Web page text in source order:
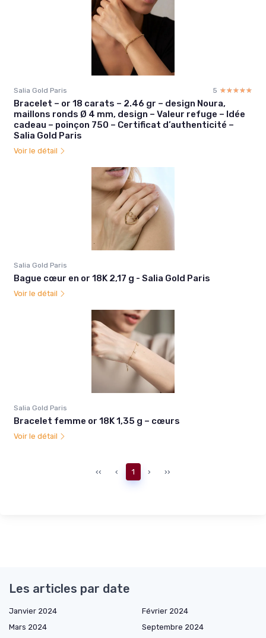
Salia Gold Paris 5 ☆☆☆☆☆
★★★★★
Bracelet – or 18 carats – 2.46 gr – design Noura,
maillons ronds Ø 4 mm, design – Valeur refuge – Idée
cadeau – poinçon 750 – Certificat d’authenticité –
Salia Gold Paris
Voir le détail
Salia Gold Paris
Bague cœur en or 18K 2,17 g - Salia Gold Paris
Voir le détail
Salia Gold Paris
Bracelet femme or 18K 1,35 g – cœurs
Voir le détail
‹‹ ‹ 1 › ››
Les articles par date
Janvier 2024
Février 2024
Mars 2024
Septembre 2024